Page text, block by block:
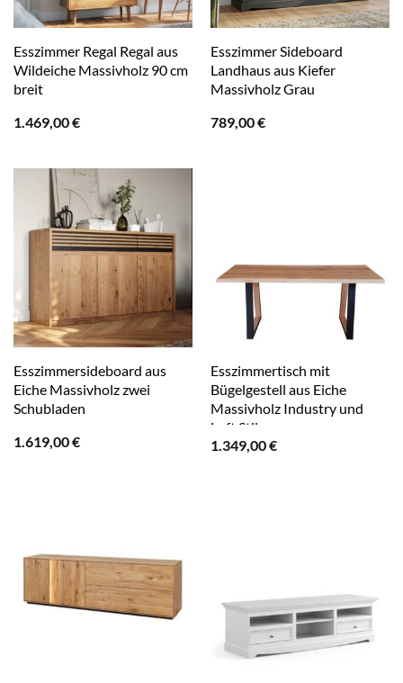
Esszimmer Regal Regal aus
Wildeiche Massivholz 90 cm
breit
1.469,00€
Esszimmer Sideboard
Landhaus aus Kiefer
Massivholz Grau
789,00€
Esszimmersideboard aus
Eiche Massivholz zwei
Schubladen
1.619,00€
Esszimmertisch mit
Bügelgestell aus Eiche
Massivholz Industry und
Loft Stil
1.349,00€